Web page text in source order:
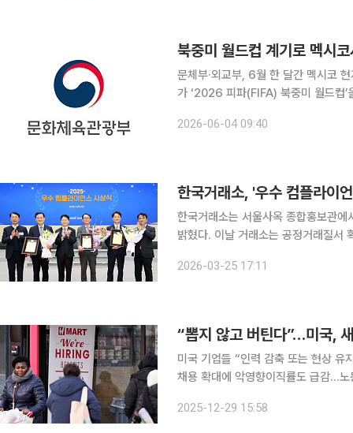
북중미 월드컵 계기로 멕시
문체부·외교부, 6월 한 달간 멕시코 현지서 전시·
가 ‘2026 피파(FIFA) 북중미 월드컵
국홍보관 등 한국의 전통과 현대를 아
2026-06-04 09:40
한국거래소, '우수 컴플라이
한국거래소는 서울사옥 종합홍보관
밝혔다. 이날 거래소는 공정거래질서 확립과 준법문화 확산에 기여한 법인 3곳과 개인 12명에 시상
2026-03-25 17:11
“뽑지 않고 버틴다”…미국,
미국 기업들 “인력 감축 또는 현상 유
채용 확대에 악영향이직률도 급감…노동시장 경직 심화돼 미국
간) 월스트리트저널(WSJ)에 따르면
2025-12-29 15:58